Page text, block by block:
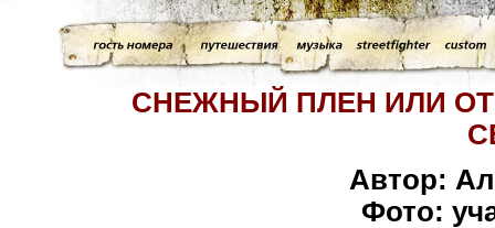
СНЕЖНЫЙ ПЛЕН ИЛИ
Автор:
Фото: